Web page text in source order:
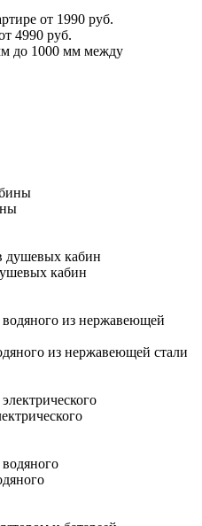
от 1990 руб.
4990 руб.
до 1000 мм между
кабин
из нержавеющей стали